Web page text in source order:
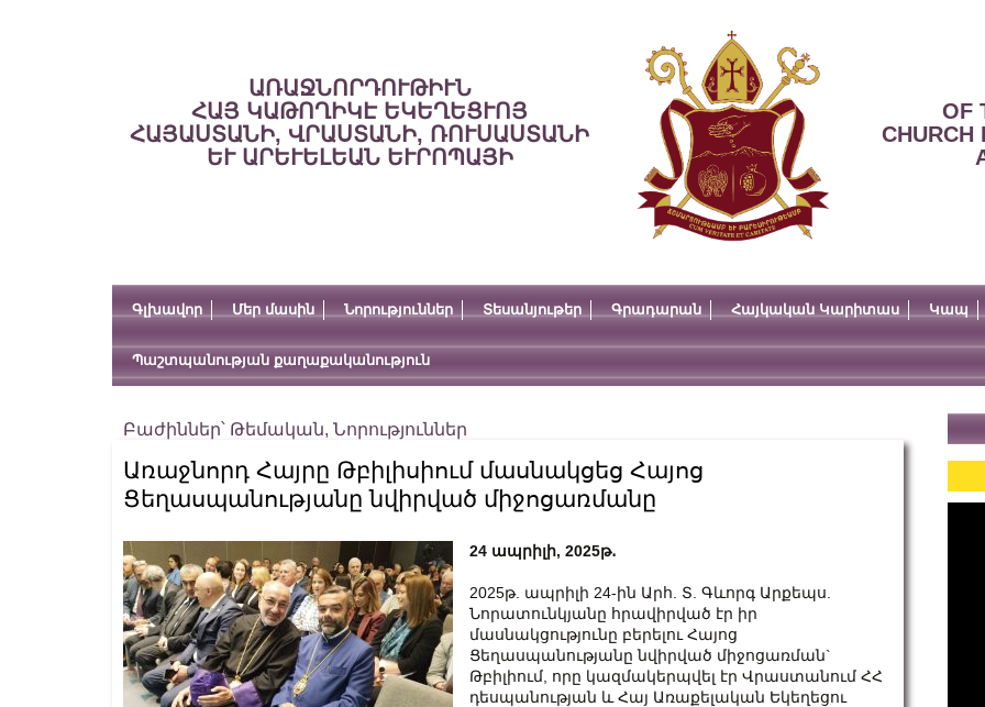
ԱՌԱՋՆՈՐԴՈՒԹԻՒՆ
ՀԱՅ ԿԱԹՈՂԻԿԷ ԵԿԵՂԵՑՒՈՅ
ՀԱՅԱՍՏԱՆԻ, ՎՐԱՍՏԱՆԻ, ՌՈՒՍԱՍՏԱՆԻ
ԵՒ ԱՐԵՒԵԼԵԱՆ ԵՒՐՈՊԱՅԻ
OF
CHURCH
Գլխավոր Մեր մասին Նորություններ Տեսանյութեր Գրադարան Հայկական Կարիտաս Կապ
Պաշտպանության քաղաքականություն
Բաժիններ՝ Թեմական, Նորություններ
Առաջնորդ Հայրը Թբիլիսիում մասնակցեց Հայոց
Ցեղասպանությանը նվիրված միջոցառմանը
24 ապրիլի, 2025թ․
2025թ. ապրիլի 24-ին Արհ. Տ. Գևորգ Արքեպս.
Նորատունկյանը հրավիրված էր իր
մասնակցությունը բերելու Հայոց
Ցեղասպանությանը նվիրված միջոցառման`
Թբիլիում, որը կազմակերպվել էր Վրաստանում ՀՀ
դեսպանության և Հայ Առաքելական Եկեղեցու